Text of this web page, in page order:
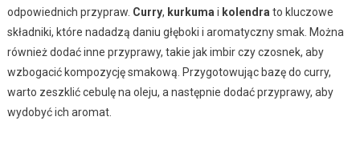
odpowiednich przypraw. Curry, kurkuma i kolendra to kluczowe
składniki, które nadadzą daniu głęboki i aromatyczny smak. Można
również dodać inne przyprawy, takie jak imbir czy czosnek, aby
wzbogacić kompozycję smakową. Przygotowując bazę do curry,
warto zeszklić cebulę na oleju, a następnie dodać przyprawy, aby
wydobyć ich aromat.